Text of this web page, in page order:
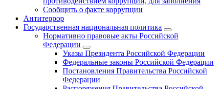
Сообщить о факте коррупции
Антитеррор
Государственная национальная политика
Нормативно правовые акты Российской
Федерации
Указы Президента Российской Федерации
Федеральные законы Российской Федерации
Постановления Правительства Российской
Федерации